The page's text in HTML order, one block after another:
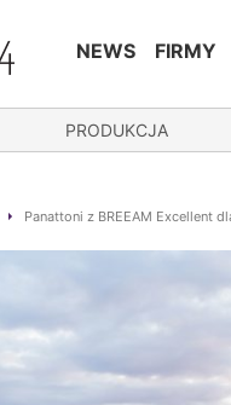
NEWS FIRMY
PRODUKCJA
Panattoni z BREEAM Excellent